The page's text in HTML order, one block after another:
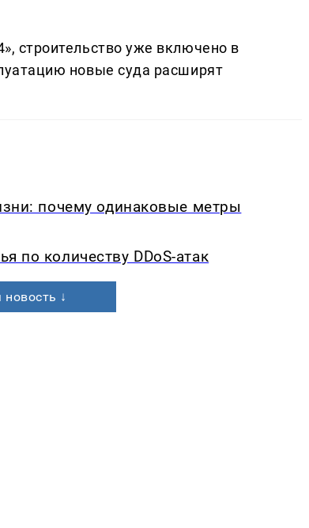
строительство уже включено в
новые суда расширят
почему одинаковые метры
по количеству DDoS-атак
↓